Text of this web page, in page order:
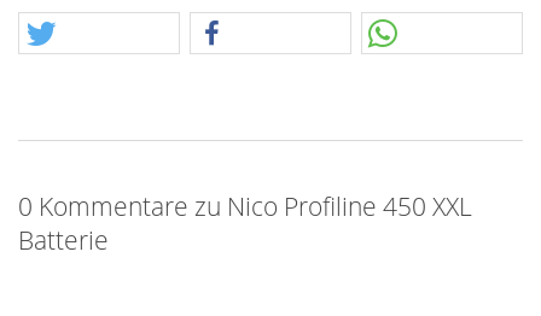
0 Kommentare zu Nico Profiline 450 XXL
Batterie